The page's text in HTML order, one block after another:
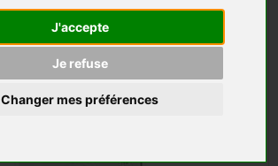
J'accepte
Je refuse
Changer mes préférences